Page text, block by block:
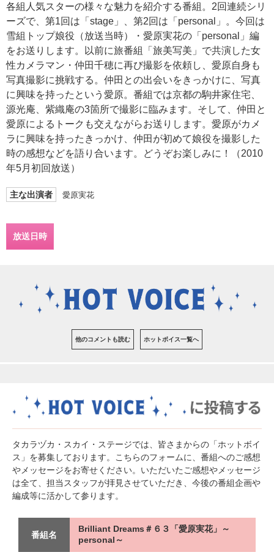
各組人気スターの様々な魅力を紹介する番組。2回連続シリ
ーズで、第1回は「stage」、第2回は「personal」。今回は
雪組トップ娘役（放送当時）・愛原実花の「personal」編
をお送りします。以前に旅番組「旅美写美」で共演した女
性カメラマン・仲田千穂に再び撮影を依頼し、愛原自身も
写真撮影に挑戦する。仲田との出会いをきっかけに、写真
に興味を持ったという愛原。番組では京都の駒井家住宅、
源光庵、紫織庵の3箇所で撮影に臨みます。そして、仲田と
愛原によるトークも交えながらお送りします。愛原がカメ
ラに興味を持ったきっかけ、仲田が初めて娘役を撮影した
時の感想などを語り合います。どうぞお楽しみに！（2010
年5月初回放送）
主な出演者 愛原実花
放送日時
他のコメントも読む ホットボイス一覧へ
タカラヅカ・スカイ・ステージでは、皆さまからの「ホットボイ
ス」を募集しております。こちらのフォームに、番組へのご感想
やメッセージをお寄せください。いただいたご感想やメッセージ
は全て、担当スタッフが拝見させていただき、今後の番組企画や
編成等に活かして参ります。
番組名
Brilliant Dreams＃６３「愛原実花」～
personal～